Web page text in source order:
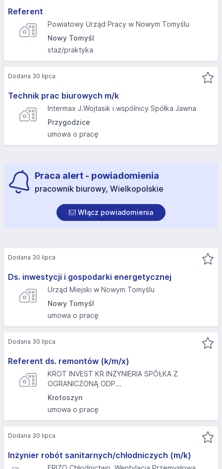
Referent
Powiatowy Urząd Pracy w Nowym Tomyślu
Nowy Tomyśl
staż/praktyka
Technik prac biurowych m/k
Intermax J.Wojtasik i wspólnicy Spółka Jawna
Przygodzice
umowa o pracę
Dodana 30 lipca
Praca alert - powiadomienia
pracownik biurowy, Wielkopolskie
Włącz powiadomienia
Ds. inwestycji i gospodarki energetycznej
Urząd Miejski w Nowym Tomyślu
Nowy Tomyśl
umowa o pracę
Dodana 30 lipca
Referent ds. remontów (k/m/x)
KROT INVEST KR INŻYNIERIA SPÓŁKA Z
OGRANICZONĄ ODP...
Krotoszyn
umowa o pracę
Dodana 30 lipca
Inżynier robót sanitarnych/chłodniczych (m/k)
Dodana 30 lipca